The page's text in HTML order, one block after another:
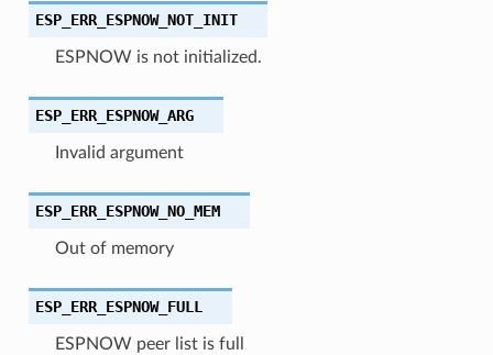
ESP_ERR_ESPNOW_NOT_INIT
ESPNOW is not initialized.
ESP_ERR_ESPNOW_ARG
Invalid argument
ESP_ERR_ESPNOW_NO_MEM
Out of memory
ESP_ERR_ESPNOW_FULL
ESPNOW peer list is full